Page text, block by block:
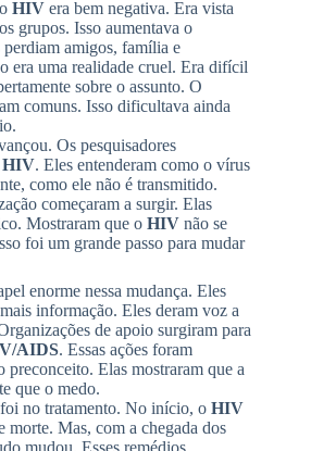
HIV era bem negativa. Era vista
grupos. Isso aumentava o
amigos, família e
era uma realidade cruel. Era difícil
sobre o assunto. O
comuns. Isso dificultava ainda
Os pesquisadores
HIV. Eles entenderam como o vírus
como ele não é transmitido.
começaram a surgir. Elas
Mostraram que o HIV não se
foi um grande passo para mudar
enorme nessa mudança. Eles
informação. Eles deram voz a
de apoio surgiram para
AIDS. Essas ações foram
preconceito. Elas mostraram que a
que o medo.
no tratamento. No início, o HIV
morte. Mas, com a chegada dos